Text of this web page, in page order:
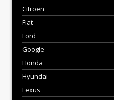
Citroën
Fiat
Ford
Google
Honda
Hyundai
Lexus